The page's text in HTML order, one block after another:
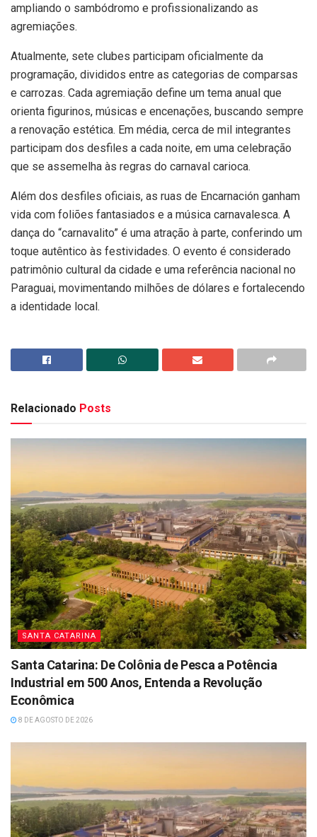
ampliando o sambódromo e profissionalizando as
agremiações.
Atualmente, sete clubes participam oficialmente da
programação, divididos entre as categorias de comparsas
e carrozas. Cada agremiação define um tema anual que
orienta figurinos, músicas e encenações, buscando sempre
a renovação estética. Em média, cerca de mil integrantes
participam dos desfiles a cada noite, em uma celebração
que se assemelha às regras do carnaval carioca.
Além dos desfiles oficiais, as ruas de Encarnación ganham
vida com foliões fantasiados e a música carnavalesca. A
dança do “carnavalito” é uma atração à parte, conferindo um
toque autêntico às festividades. O evento é considerado
patrimônio cultural da cidade e uma referência nacional no
Paraguai, movimentando milhões de dólares e fortalecendo
a identidade local.
Relacionado Posts
SANTA CATARINA
Santa Catarina: De Colônia de Pesca a Potência
Industrial em 500 Anos, Entenda a Revolução
Econômica
8 DE AGOSTO DE 2026